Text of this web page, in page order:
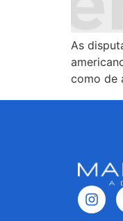
As
como de